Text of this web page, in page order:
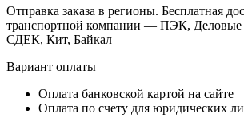
Отправка заказа в регионы. Бесплатная
транспортной компании — ПЭК, Деловые
СДЕК, Кит, Байкал
Вариант оплаты
Оплата банковской картой на сайте
Оплата по счету для юридических